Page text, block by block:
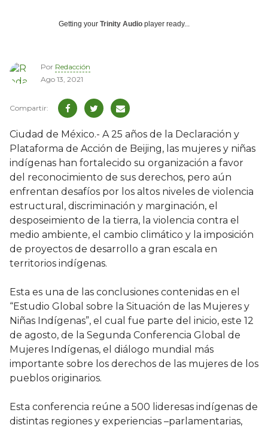
Getting your Trinity Audio player ready...
Por Redacción
Ago 13, 2021
Ciudad de México.- A 25 años de la Declaración y
Plataforma de Acción de Beijing, las mujeres y niñas
indígenas han fortalecido su organización a favor
del reconocimiento de sus derechos, pero aún
enfrentan desafíos por los altos niveles de violencia
estructural, discriminación y marginación, el
desposeimiento de la tierra, la violencia contra el
medio ambiente, el cambio climático y la imposición
de proyectos de desarrollo a gran escala en
territorios indígenas.
Esta es una de las conclusiones contenidas en el
“Estudio Global sobre la Situación de las Mujeres y
Niñas Indígenas”, el cual fue parte del inicio, este 12
de agosto, de la Segunda Conferencia Global de
Mujeres Indígenas, el diálogo mundial más
importante sobre los derechos de las mujeres de los
pueblos originarios.
Esta conferencia reúne a 500 lideresas indígenas de
distintas regiones y experiencias –parlamentarias,